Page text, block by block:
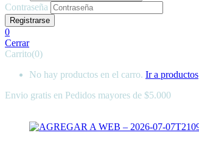
Contraseña
0
Cerrar
Carrito(0)
No hay productos en el carro. Ir a productos
Envio gratis en Pedidos mayores de $5.000